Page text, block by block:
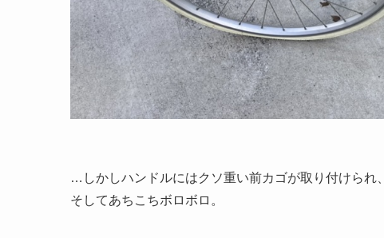
…しかしハンドルにはクソ重い前カゴが取り付けられ、
そしてあちこちボロボロ。